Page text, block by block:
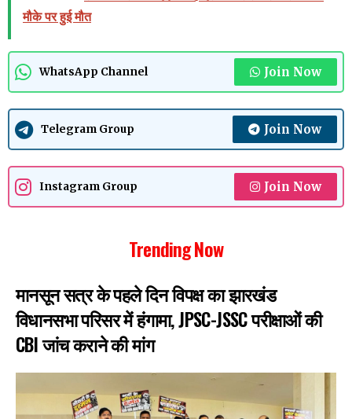
मौके पर हुई मौत
WhatsApp Channel Join Now
Telegram Group Join Now
Instagram Group Join Now
Trending Now
मानसून सत्र के पहले दिन विपक्ष का झारखंड
विधानसभा परिसर में हंगामा, JPSC-JSSC परीक्षाओं की
CBI जांच कराने की मांग